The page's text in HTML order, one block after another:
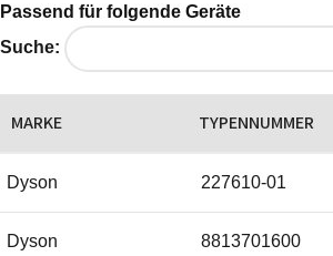
Passend für folgende Geräte
Suche:
MARKE TYPENNUMMER
Dyson 227610-01
Dyson 8813701600